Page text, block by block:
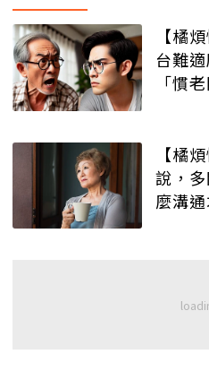
【橘
台難
「慣
【橘
說，
麼溝